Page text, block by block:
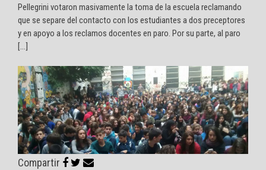
Pellegrini votaron masivamente la toma de la escuela reclamando
que se separe del contacto con los estudiantes a dos preceptores
y en apoyo a los reclamos docentes en paro. Por su parte, al paro
[…]
Compartir